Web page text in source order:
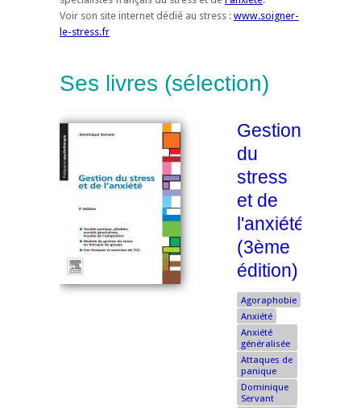
Voir son site internet dédié au stress : www.soigner-
le-stress.fr
Ses livres (sélection)
Gestion
du
stress
et de
l'anxiété
(3ème
édition)
Agoraphobie
Anxiété
Anxiété
généralisée
Attaques de
panique
Dominique
Servant